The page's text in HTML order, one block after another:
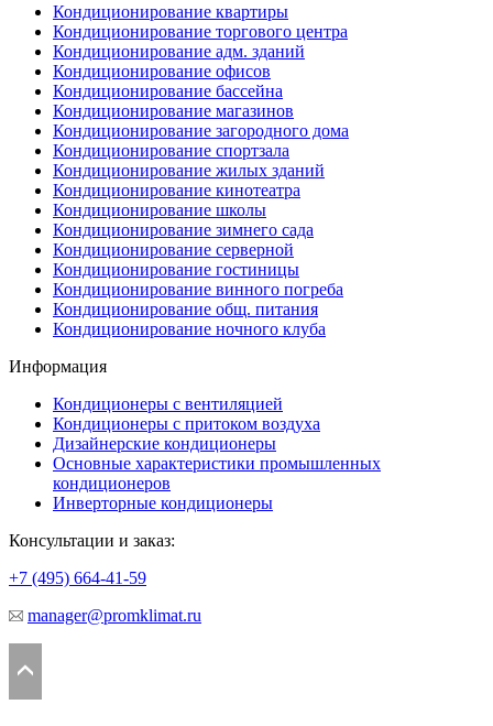
Кондиционирование квартиры
Кондиционирование торгового центра
Кондиционирование адм. зданий
Кондиционирование офисов
Кондиционирование бассейна
Кондиционирование магазинов
Кондиционирование загородного дома
Кондиционирование спортзала
Кондиционирование жилых зданий
Кондиционирование кинотеатра
Кондиционирование школы
Кондиционирование зимнего сада
Кондиционирование серверной
Кондиционирование гостиницы
Кондиционирование винного погреба
Кондиционирование общ. питания
Кондиционирование ночного клуба
Информация
Кондиционеры с вентиляцией
Кондиционеры с притоком воздуха
Дизайнерские кондиционеры
Основные характеристики промышленных
кондиционеров
Инверторные кондиционеры
Консультации и заказ:
+7 (495) 664-41-59
manager@promklimat.ru